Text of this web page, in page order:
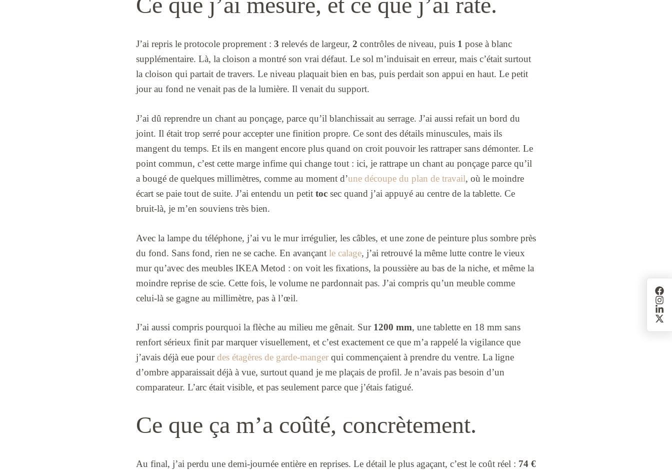
J’ai repris le protocole proprement : 3 relevés de largeur, 2 contrôles de niveau, puis 1 pose à blanc
supplémentaire. Là, la cloison a montré son vrai défaut. Le sol m’induisait en erreur, mais c’était surtout
la cloison qui partait de travers. Le niveau plaquait bien en bas, puis perdait son appui en haut. Le petit
jour au fond ne venait pas de la lumière. Il venait du support.
J’ai dû reprendre un chant au ponçage, parce qu’il blanchissait au serrage. J’ai aussi refait un bord du
joint. Il était trop serré pour accepter une finition propre. Ce sont des détails minuscules, mais ils
mangent du temps. Et ils en mangent encore plus quand on croit pouvoir les rattraper sans démonter. Le
point commun, c’est cette marge infime qui change tout : ici, je rattrape un chant au ponçage parce qu’il
a bougé de quelques millimètres, comme au moment d’une découpe du plan de travail, où le moindre
écart se paie tout de suite. J’ai entendu un petit toc sec quand j’ai appuyé au centre de la tablette. Ce
bruit-là, je m’en souviens très bien.
Avec la lampe du téléphone, j’ai vu le mur irrégulier, les câbles, et une zone de peinture plus sombre près
du fond. Sans fond, rien ne se cache. En avançant le calage, j’ai retrouvé la même lutte contre le vieux
mur qu’avec des meubles IKEA Metod : on voit les fixations, la poussière au bas de la niche, et même la
moindre reprise de scie. Cette fois, le volume ne pardonnait pas. J’ai compris qu’un meuble comme
celui-là se gagne au millimètre, pas à l’œil.
J’ai aussi compris pourquoi la flèche au milieu me gênait. Sur 1200 mm, une tablette en 18 mm sans
renfort sérieux finit par marquer visuellement, et c’est exactement ce que m’a rappelé la vigilance que
j’avais déjà eue pourdes étagères de garde-manger qui commençaient à prendre du ventre. La ligne
d’ombre apparaissait déjà à vue, surtout quand je me plaçais de profil. Je n’avais pas besoin d’un
comparateur. L’arc était visible, et pas seulement parce que j’étais fatigué.
Ce que ça m’a coûté, concrètement.
Au final, j’ai perdu une demi-journée entière en reprises. Le détail le plus agaçant, c’est le coût réel : 74 €